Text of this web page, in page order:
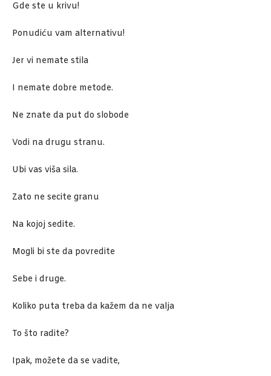
Gde ste u krivu!
Ponudiću vam alternativu!
Jer vi nemate stila
I nemate dobre metode.
Ne znate da put do slobode
Vodi na drugu stranu.
Ubi vas viša sila.
Zato ne secite granu
Na kojoj sedite.
Mogli bi ste da povredite
Sebe i druge.
Koliko puta treba da kažem da ne valja
To što radite?
Ipak, možete da se vadite,